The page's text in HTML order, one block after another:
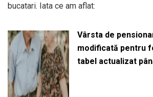
bucatari. Iata ce am aflat:
Vârsta de
modificată pentru
tabel actualizat